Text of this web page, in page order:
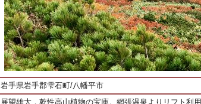
岩手県岩手郡雫石町/八幡平市
展望雄大，乾性高山植物の宝庫。網張温泉よりリフト利